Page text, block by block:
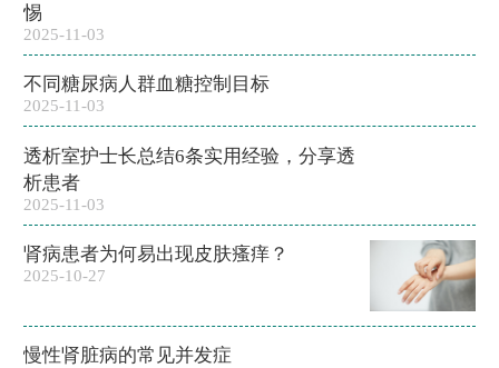
惕
2025-11-03
不同糖尿病人群血糖控制目标
2025-11-03
透析室护士长总结6条实用经验，分享透
析患者
2025-11-03
肾病患者为何易出现皮肤瘙痒？
2025-10-27
慢性肾脏病的常见并发症